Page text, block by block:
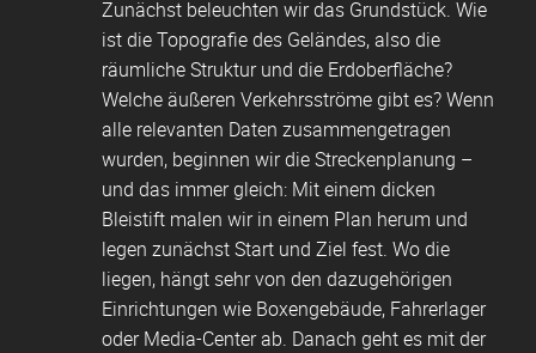
Zunächst beleuchten wir das Grundstück. Wie
ist die Topografie des Geländes, also die
räumliche Struktur und die Erdoberfläche?
Welche äußeren Verkehrsströme gibt es? Wenn
alle relevanten Daten zusammengetragen
wurden, beginnen wir die Streckenplanung –
und das immer gleich: Mit einem dicken
Bleistift malen wir in einem Plan herum und
legen zunächst Start und Ziel fest. Wo die
liegen, hängt sehr von den dazugehörigen
Einrichtungen wie Boxengebäude, Fahrerlager
oder Media-Center ab. Danach geht es mit der